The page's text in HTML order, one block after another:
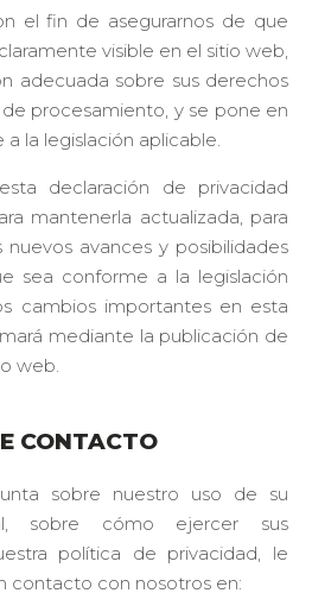
el fin de asegurarnos de que
visible en el sitio web,
adecuada sobre sus derechos
procesamiento, y se pone en
la legislación aplicable.
declaración de privacidad
mantenerla actualizada, para
avances y posibilidades
sea conforme a la legislación
cambios importantes en esta
mediante la publicación de
web.
CONTACTO
sobre nuestro uso de su
sobre cómo ejercer sus
política de privacidad, le
contacto con nosotros en: